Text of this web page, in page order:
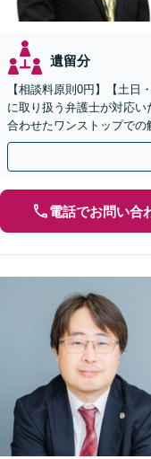
遺留分
【相談料原則0円】【土日
に取り扱う弁護士が対応
合わせたワンストップでの
電話でお問い合